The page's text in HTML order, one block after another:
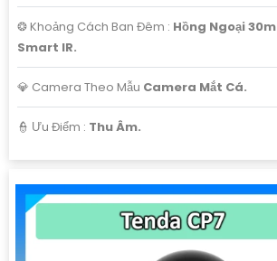
❂ Khoảng Cách Ban Đêm : Hồng Ngoại
Smart IR.
💎 Camera Theo Mẫu Camera Mắt Cá.
️👮 Ưu Điểm : Thu Âm.